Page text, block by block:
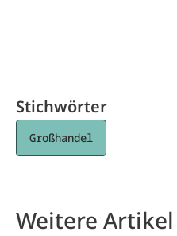
Stichwörter
Großhandel
Weitere Artikel